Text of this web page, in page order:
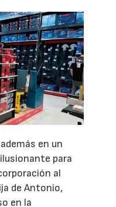
en un
para
al
de Antonio,
en la